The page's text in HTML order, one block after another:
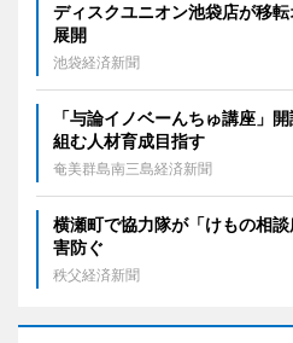
ディスクユニオン池袋店が移
展開
池袋経済新聞
「与論イノベーんちゅ講座」
組む人材育成目指す
奄美群島南三島経済新聞
横瀬町で協力隊が「けもの相
害防ぐ
秩父経済新聞